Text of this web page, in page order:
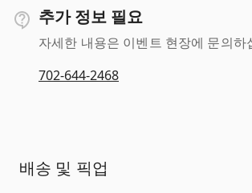
추가 정보 필요
자세한 내용은 이벤트 현장에 문의하
702-644-2468
배송 및 픽업